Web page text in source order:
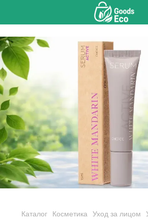
Каталог Косметика Уход за лицом